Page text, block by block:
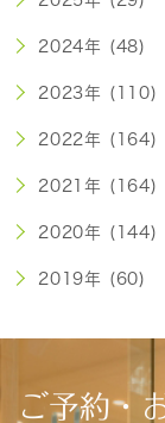
2024年 (48)
2023年 (110)
2022年 (164)
2021年 (164)
2020年 (144)
2019年 (60)
ご予約・